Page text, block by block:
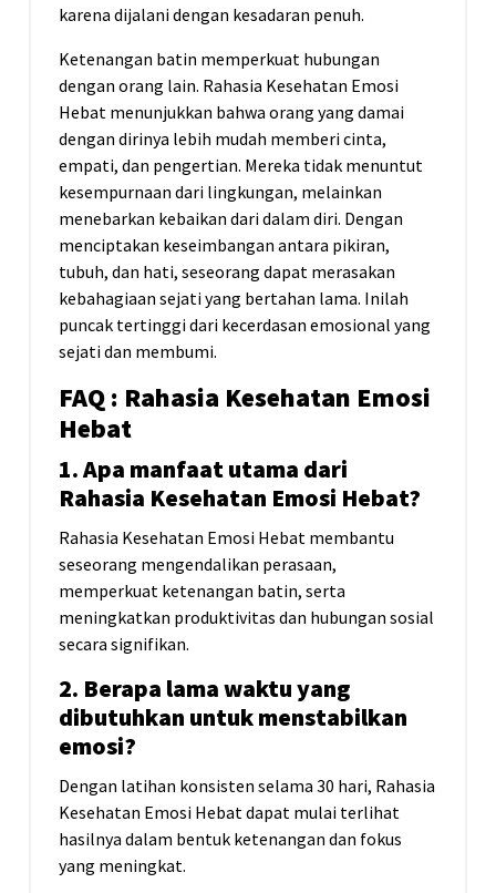
karena dijalani dengan kesadaran penuh.
Ketenangan batin memperkuat hubungan
dengan orang lain. Rahasia Kesehatan Emosi
Hebat menunjukkan bahwa orang yang damai
dengan dirinya lebih mudah memberi cinta,
empati, dan pengertian. Mereka tidak menuntut
kesempurnaan dari lingkungan, melainkan
menebarkan kebaikan dari dalam diri. Dengan
menciptakan keseimbangan antara pikiran,
tubuh, dan hati, seseorang dapat merasakan
kebahagiaan sejati yang bertahan lama. Inilah
puncak tertinggi dari kecerdasan emosional yang
sejati dan membumi.
FAQ : Rahasia Kesehatan Emosi
Hebat
1. Apa manfaat utama dari
Rahasia Kesehatan Emosi Hebat?
Rahasia Kesehatan Emosi Hebat membantu
seseorang mengendalikan perasaan,
memperkuat ketenangan batin, serta
meningkatkan produktivitas dan hubungan sosial
secara signifikan.
2. Berapa lama waktu yang
dibutuhkan untuk menstabilkan
emosi?
Dengan latihan konsisten selama 30 hari, Rahasia
Kesehatan Emosi Hebat dapat mulai terlihat
hasilnya dalam bentuk ketenangan dan fokus
yang meningkat.